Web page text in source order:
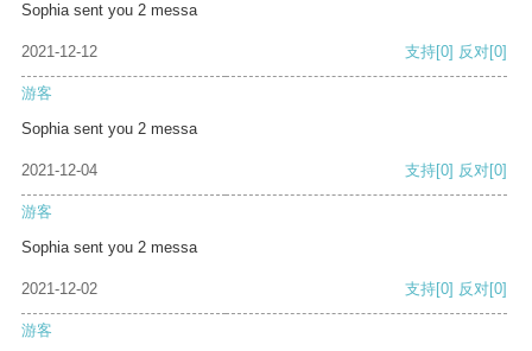
Sophia sent you 2 messa
2021-12-12 支持[0] 反对[0]
游客
Sophia sent you 2 messa
2021-12-04 支持[0] 反对[0]
游客
Sophia sent you 2 messa
2021-12-02 支持[0] 反对[0]
游客